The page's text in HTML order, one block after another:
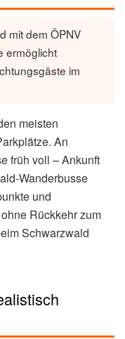
mit dem ÖPNV
ermöglicht
im
meisten
An
früh voll – Ankunft
Wanderbusse
und
Rückkehr zum
Schwarzwald